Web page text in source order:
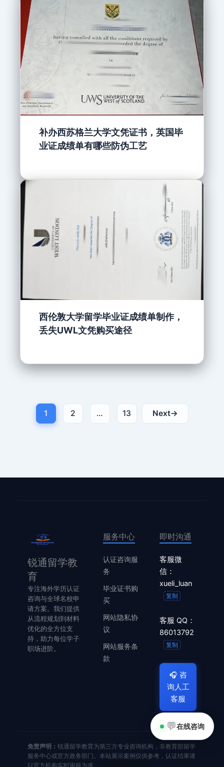
补办西苏格兰大学文凭证书，英国毕
业证成绩单有哪些防伪工艺
西伦敦大学留学毕业证成绩单制作，
丢失UWL文凭购买途径
1 2 … 13 Next→
锐通留学教
育
专注海外学历认证
咨询与全球名校申
请方案。我们提供
从流程规划到材料
优化的全方位支
持，助力每位学子
职场进阶。
服务中心
认证咨询服
务
毕业证书购
买
网站隐私协
议
网站服务条
款
即时沟通
客服微
信：
xueli_luan
复制
客服 QQ：
86013792
复制
🎧 咨
询人工
客服
免责声明： 锐通留学教育为第三方专业咨询机构，非教育部留学
服务中心或官方政务部门。本站展示案例仅供参考，认证结果请
以官方机构实时审核为准。
💬在线咨询